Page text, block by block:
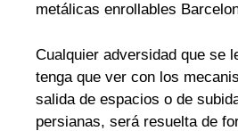
metálicas enrollables
Cualquier adversidad que se
tenga que ver con los
salida de espacios o de
persianas, será resuelta de